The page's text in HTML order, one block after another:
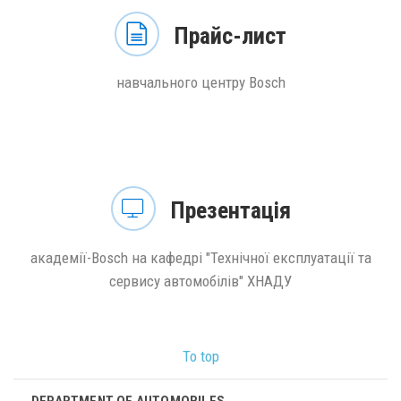
Прайс-лист
навчального центру Bosch
Презентація
академії-Bosch на кафедрі "Технічної експлуатації та
сервису автомобілів" ХНАДУ
To top